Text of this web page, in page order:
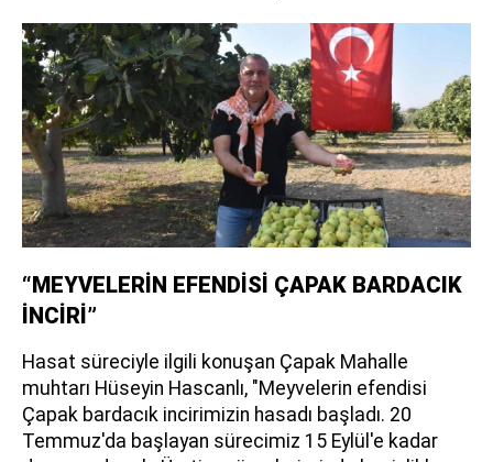
“MEYVELERİN EFENDİSİ ÇAPAK BARDACIK
İNCİRİ”
Hasat süreciyle ilgili konuşan Çapak Mahalle
muhtarı Hüseyin Hascanlı, "Meyvelerin efendisi
Çapak bardacık incirimizin hasadı başladı. 20
Temmuz'da başlayan sürecimiz 15 Eylül'e kadar